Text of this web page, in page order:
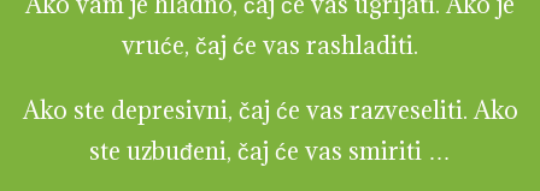
vruće, čaj će vas rashladiti.
Ako ste depresivni, čaj će vas razveseliti. Ako
ste uzbuđeni, čaj će vas smiriti …